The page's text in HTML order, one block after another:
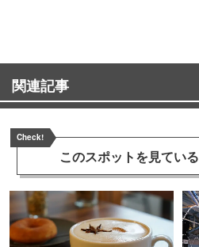
関連記事
Check!
このスポットを見ている